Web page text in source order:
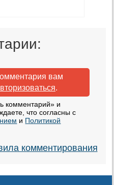
вам
.
комментарий» и
что согласны с
и Политикой
комментирования